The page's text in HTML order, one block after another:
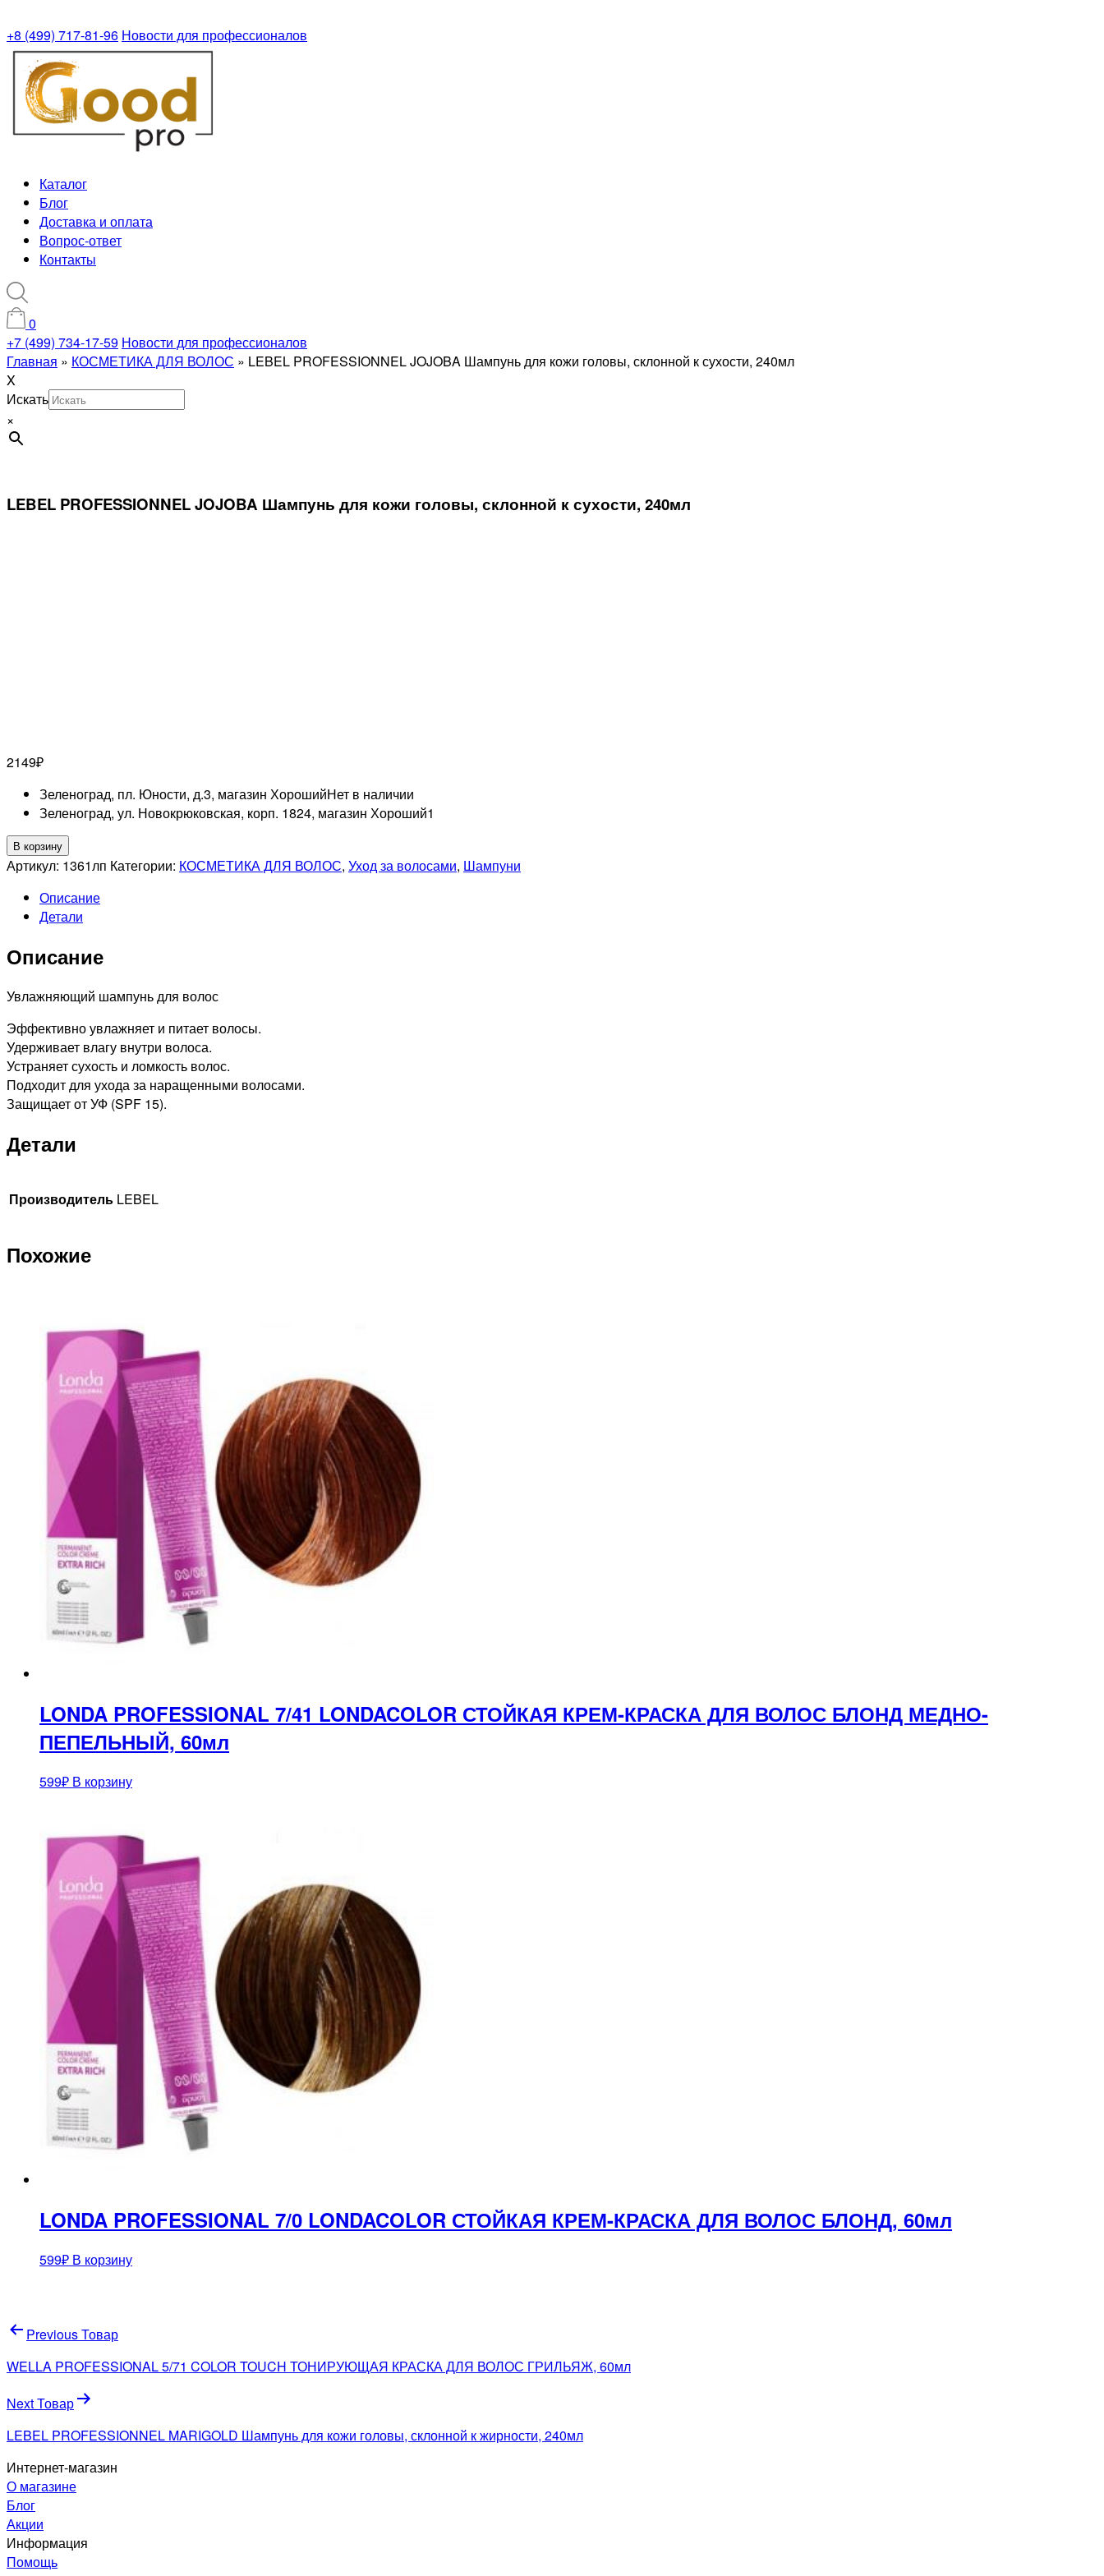
+8 (499) 717-81-96 Новости для профессионалов
Каталог
Блог
Доставка и оплата
Вопрос-ответ
Контакты
0
+7 (499) 734-17-59 Новости для профессионалов
Главная » КОСМЕТИКА ДЛЯ ВОЛОС » LEBEL PROFESSIONNEL JOJOBA Шампунь для кожи головы, склонной к сухости, 240мл
X
Искать
×
LEBEL PROFESSIONNEL JOJOBA Шампунь для кожи головы, склонной к сухости, 240мл
2149₽
Зеленоград, пл. Юности, д.3, магазин ХорошийНет в наличии
Зеленоград, ул. Новокрюковская, корп. 1824, магазин Хороший1
Количество
товара
PROFESSIONNEL
JOJOBA
для
головы,
к
сухости,
240мл
В корзину
Артикул: 1361лп Категории: КОСМЕТИКА ДЛЯ ВОЛОС, Уход за волосами, Шампуни
Описание
Детали
Описание
Увлажняющий шампунь для волос
Эффективно увлажняет и питает волосы.
Удерживает влагу внутри волоса.
Устраняет сухость и ломкость волос.
Подходит для ухода за наращенными волосами.
Защищает от УФ (SPF 15).
Детали
Производитель LEBEL
Похожие
LONDA PROFESSIONAL 7/41 LONDACOLOR СТОЙКАЯ КРЕМ-КРАСКА ДЛЯ ВОЛОС БЛОНД МЕДНО-
ПЕПЕЛЬНЫЙ, 60мл
599₽ В корзину
LONDA PROFESSIONAL 7/0 LONDACOLOR СТОЙКАЯ КРЕМ-КРАСКА ДЛЯ ВОЛОС БЛОНД, 60мл
599₽ В корзину
Навигация
по
записям
Previous Товар
WELLA PROFESSIONAL 5/71 COLOR TOUCH ТОНИРУЮЩАЯ КРАСКА ДЛЯ ВОЛОС ГРИЛЬЯЖ, 60мл
Next Товар
LEBEL PROFESSIONNEL MARIGOLD Шампунь для кожи головы, склонной к жирности, 240мл
Интернет-магазин
О магазине
Блог
Акции
Информация
Помощь